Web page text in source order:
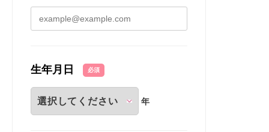
生年月日 必須
年